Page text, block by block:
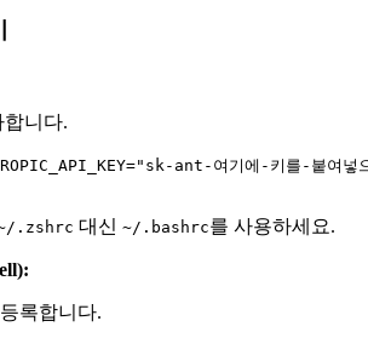
니다.
ant-여기에-키를-붙여
.zshrc 대신 ~/.bashrc를 사용하세요.
록합니다.